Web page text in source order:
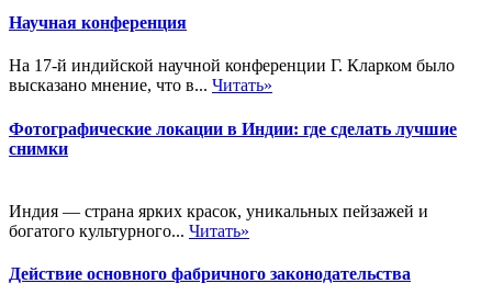
Научная конференция
На 17-й индийской научной конференции Г. Кларком было
высказано мнение, что в... Читать»
Фотографические локации в Индии: где сделать лучшие
снимки
Индия — страна ярких красок, уникальных пейзажей и
богатого культурного... Читать»
Действие основного фабричного законодательства